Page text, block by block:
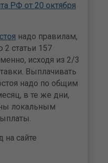
РФ от 20 октября
надо правилам,
статьи 157
исходя из 2/3
Выплачивать
надо по общим
в те же дни,
локальным
на сайте